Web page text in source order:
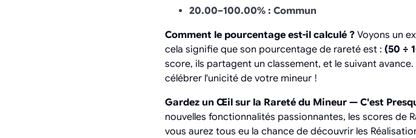
20.00–100.00% : Commun
Comment le pourcentage est-il calculé ? Voyons un
cela signifie que son pourcentage de rareté est : (50 ÷
score, ils partagent un classement, et le suivant
célébrer l'unicité de votre mineur !
Gardez un Œil sur la Rareté du Mineur — C'est
nouvelles fonctionnalités passionnantes, les scores de
vous aurez tous eu la chance de découvrir les